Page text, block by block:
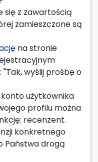
się z zawartością
zamieszczone są
na stronie
wyślij prośbę o
użytkownika
profilu można
recenzent.
konkretnego
Państwa drogą